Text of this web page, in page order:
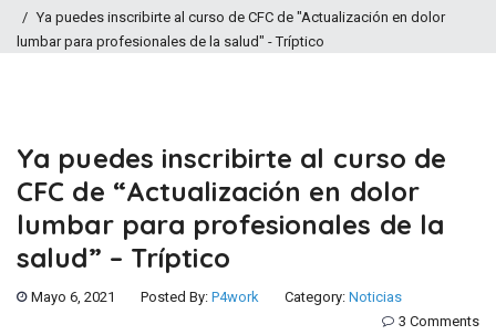
Ya puedes inscribirte al curso de CFC de "Actualización en dolor
lumbar para profesionales de la salud" - Tríptico
Ya puedes inscribirte al curso de
CFC de “Actualización en dolor
lumbar para profesionales de la
salud” – Tríptico
Mayo 6, 2021 Posted By: P4work Category: Noticias
3 Comments